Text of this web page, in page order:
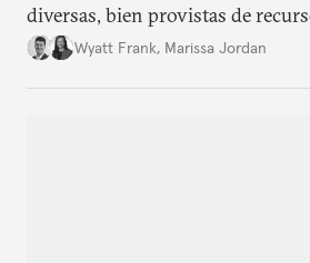
diversas, bien provistas de
sectores comerciales fuertes, está
Wyatt Frank, Marissa Jordan